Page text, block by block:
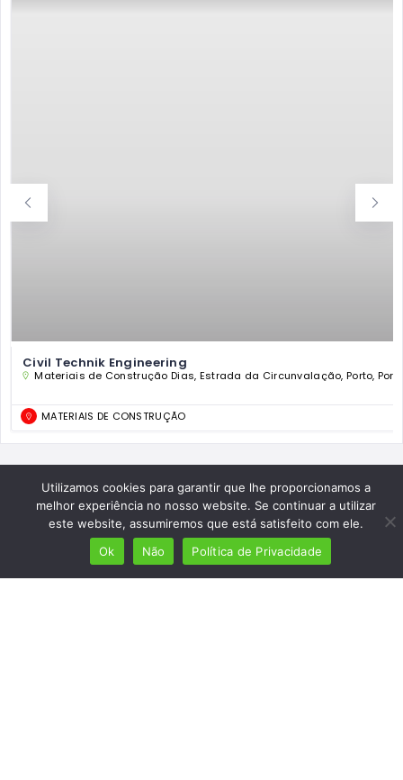
Civil Technik Engineering
Materiais de Construção Dias, Estrada da Circunvalação, Porto,
MATERIAIS DE CONSTRUÇÃO
Utilizamos cookies para garantir que lhe proporcionamos a
melhor experiência no nosso website. Se continuar a utilizar
este website, assumiremos que está satisfeito com ele.
Ok
Não Política de Privacidade